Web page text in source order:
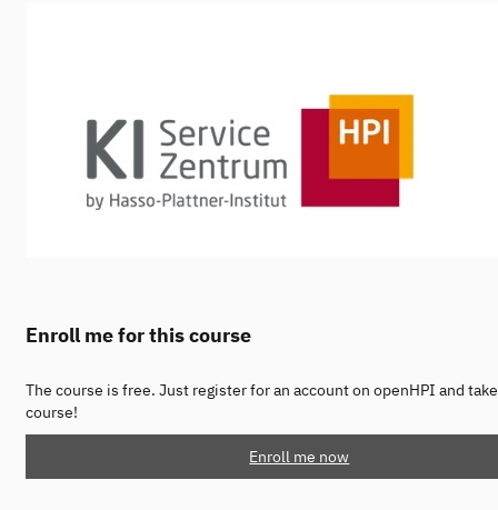
Enroll me for this course
The course is free. Just register for an account on openHPI and
course!
Enroll me now